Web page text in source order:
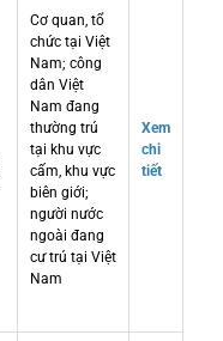
Cơ quan, tổ
chức tại Việt
Nam; công
dân Việt
Nam đang
thường trú
tại khu vực
cấm, khu vực
biên giới;
người nước
ngoài đang
cư trú tại Việt
Nam
Xem
chi
tiết